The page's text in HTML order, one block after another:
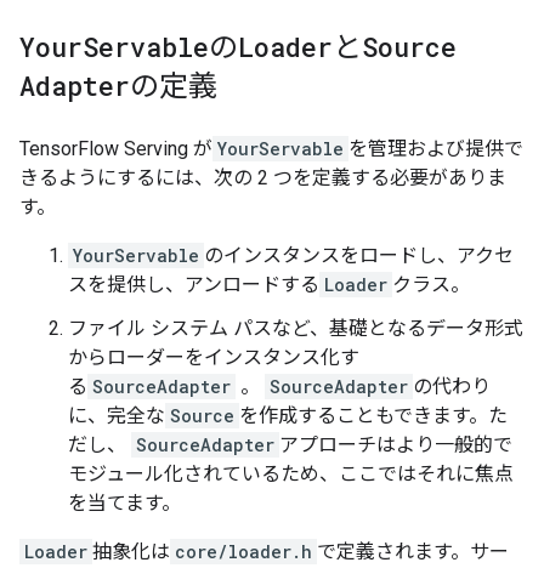
YourServableのLoader とSource
Adapterの定義
TensorFlow Serving が YourServable を管理および提供で
きるようにするには、次の 2 つを定義する必要がありま
す。
YourServable のインスタンスをロードし、アクセ
スを提供し、アンロードする Loader クラス。
ファイル システム パスなど、基礎となるデータ形式
からローダーをインスタンス化す
る SourceAdapter 。 SourceAdapter の代わり
に、完全な Source を作成することもできます。た
だし、
SourceAdapter アプローチはより一般的で
モジュール化されているため、ここではそれに焦点
を当てます。
Loader 抽象化は core/loader.h で定義されます。サー